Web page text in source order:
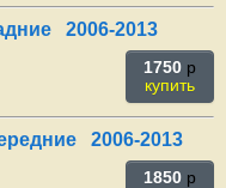
2006-2013
1750 p
купить
2006-2013
1850 p